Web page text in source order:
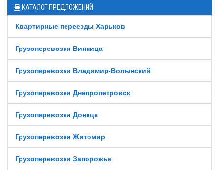
КАТАЛОГ ПРЕДЛОЖЕНИЙ
Квартирные переезды Харьков
Грузоперевозки Винница
Грузоперевозки Владимир-Волынский
Грузоперевозки Днепропетровск
Грузоперевозки Донецк
Грузоперевозки Житомир
Грузоперевозки Запорожье